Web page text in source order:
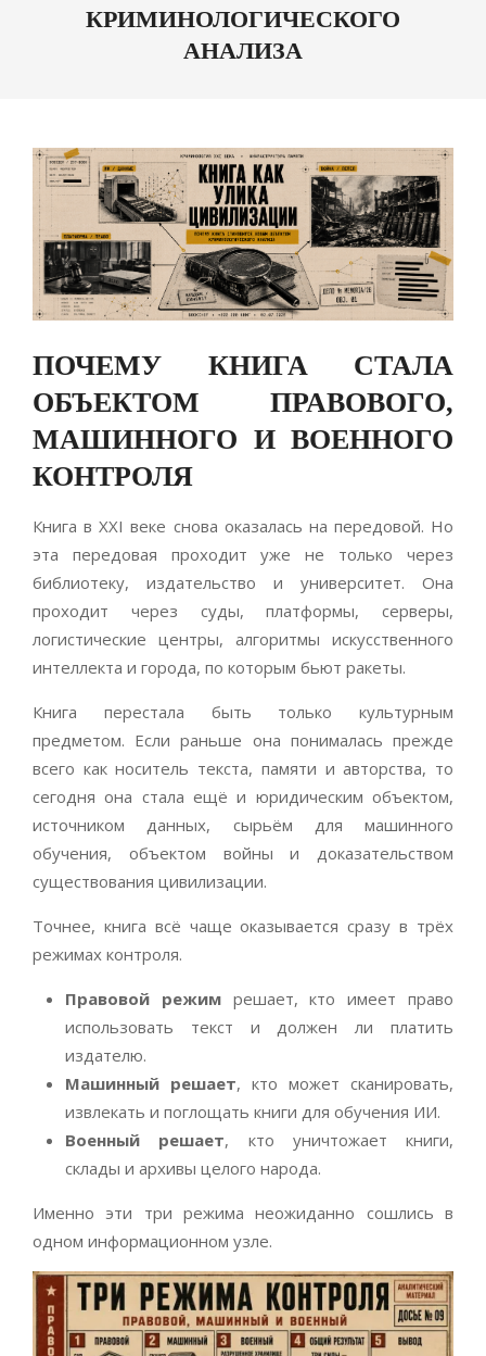
КРИМИНОЛОГИЧЕСКОГО
АНАЛИЗА
ПОЧЕМУ КНИГА СТАЛА
ОБЪЕКТОМ ПРАВОВОГО,
МАШИННОГО И ВОЕННОГО
КОНТРОЛЯ
Книга в XXI веке снова оказалась на передовой. Но
эта передовая проходит уже не только через
библиотеку, издательство и университет. Она
проходит через суды, платформы, серверы,
логистические центры, алгоритмы искусственного
интеллекта и города, по которым бьют ракеты.
Книга перестала быть только культурным
предметом. Если раньше она понималась прежде
всего как носитель текста, памяти и авторства, то
сегодня она стала ещё и юридическим объектом,
источником данных, сырьём для машинного
обучения, объектом войны и доказательством
существования цивилизации.
Точнее, книга всё чаще оказывается сразу в трёх
режимах контроля.
Правовой режимрешает, кто имеет право
использовать текст и должен ли платить
издателю.
Машинный решает, кто может сканировать,
извлекать и поглощать книги для обучения ИИ.
Военный решает, кто уничтожает книги,
склады и архивы целого народа.
Именно эти три режима неожиданно сошлись в
одном информационном узле.